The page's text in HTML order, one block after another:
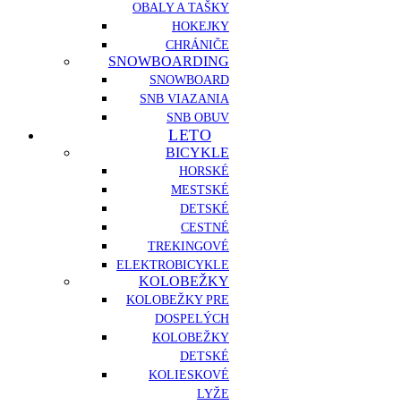
OBALY A TAŠKY
HOKEJKY
CHRÁNIČE
SNOWBOARDING
SNOWBOARD
SNB VIAZANIA
SNB OBUV
LETO
BICYKLE
HORSKÉ
MESTSKÉ
DETSKÉ
CESTNÉ
TREKINGOVÉ
ELEKTROBICYKLE
KOLOBEŽKY
KOLOBEŽKY PRE
DOSPELÝCH
KOLOBEŽKY
DETSKÉ
KOLIESKOVÉ
LYŽE